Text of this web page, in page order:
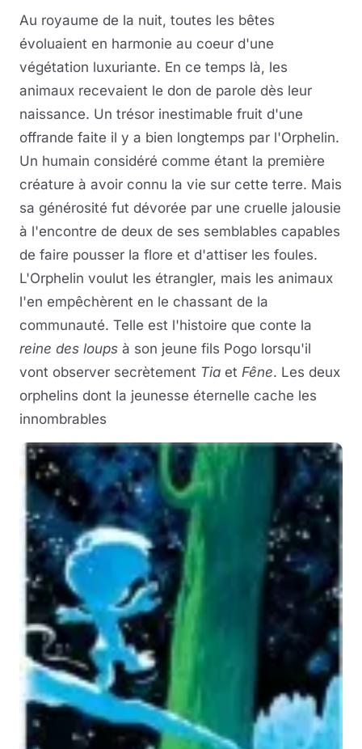
Au royaume de la nuit, toutes les bêtes
évoluaient en harmonie au coeur d'une
végétation luxuriante. En ce temps là, les
animaux recevaient le don de parole dès leur
naissance. Un trésor inestimable fruit d'une
offrande faite il y a bien longtemps par l'Orphelin.
Un humain considéré comme étant la première
créature à avoir connu la vie sur cette terre. Mais
sa générosité fut dévorée par une cruelle jalousie
à l'encontre de deux de ses semblables capables
de faire pousser la flore et d'attiser les foules.
L'Orphelin voulut les étrangler, mais les animaux
l'en empêchèrent en le chassant de la
communauté. Telle est l'histoire que conte la
reine des loups à son jeune fils Pogo lorsqu'il
vont observer secrètement Tia et Fêne. Les deux
orphelins dont la jeunesse éternelle cache les
innombrables